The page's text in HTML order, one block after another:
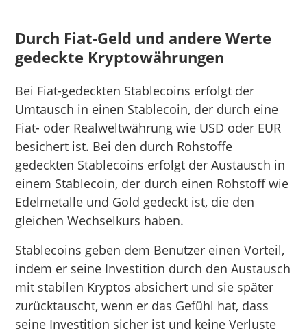
Durch Fiat-Geld und andere Werte
gedeckte Kryptowährungen
Bei Fiat-gedeckten Stablecoins erfolgt der
Umtausch in einen Stablecoin, der durch eine
Fiat- oder Realweltwährung wie USD oder EUR
besichert ist. Bei den durch Rohstoffe
gedeckten Stablecoins erfolgt der Austausch in
einem Stablecoin, der durch einen Rohstoff wie
Edelmetalle und Gold gedeckt ist, die den
gleichen Wechselkurs haben.
Stablecoins geben dem Benutzer einen Vorteil,
indem er seine Investition durch den Austausch
mit stabilen Kryptos absichert und sie später
zurücktauscht, wenn er das Gefühl hat, dass
seine Investition sicher ist und keine Verluste